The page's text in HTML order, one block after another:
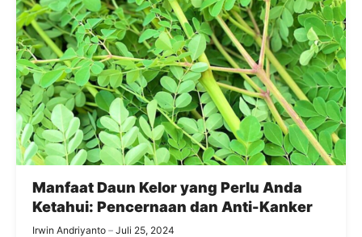
Manfaat Daun Kelor yang Perlu Anda
Ketahui: Pencernaan dan Anti-Kanker
Irwin Andriyanto Juli 25, 2024